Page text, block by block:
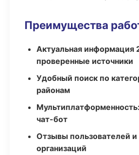
Преимущества
Актуальная информация
проверенные источники
Удобный поиск по
районам
чат-бот
Отзывы пользователей и
организаций